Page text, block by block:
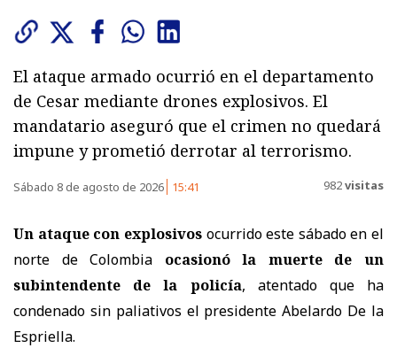
El ataque armado ocurrió en el departamento
de Cesar mediante drones explosivos. El
mandatario aseguró que el crimen no quedará
impune y prometió derrotar al terrorismo.
Sábado 8 de agosto de 2026 15:41 982visitas
Un ataque con explosivosocurrido este sábado en el
norte de Colombia ocasionó la muerte de un
subintendente de la policía, atentado que ha
condenado sin paliativos el presidente Abelardo De la
Espriella.